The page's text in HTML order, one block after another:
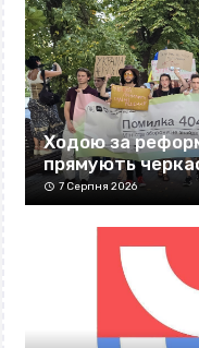
Ходою за
прямують
7 Серпня 2026